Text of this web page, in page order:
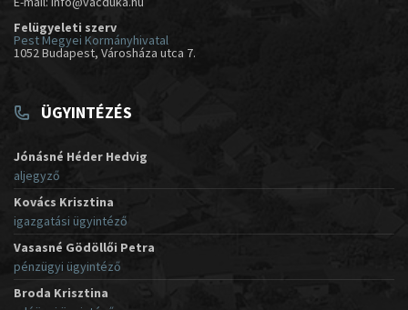
Felügyeleti szerv
Pest Megyei Kormányhivatal
1052 Budapest, Városháza utca 7.
ÜGYINTÉZÉS
Jónásné Héder Hedvig
aljegyző
Kovács Krisztina
igazgatási ügyintéző
Vasasné Gödöllői Petra
pénzügyi ügyintéző
Broda Krisztina